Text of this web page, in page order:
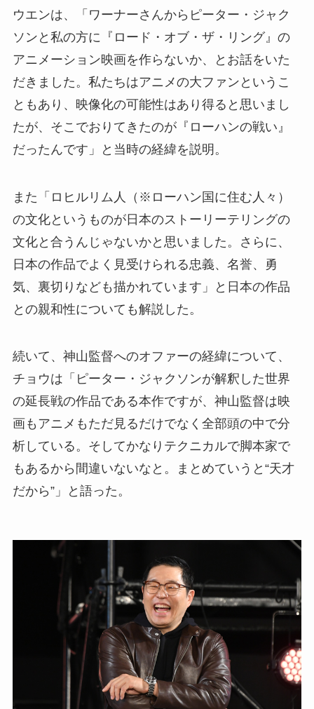
ウエンは、「ワーナーさんからピーター・ジャク
ソンと私の方に『ロード・オブ・ザ・リング』の
アニメーション映画を作らないか、とお話をいた
だきました。私たちはアニメの大ファンというこ
ともあり、映像化の可能性はあり得ると思いまし
たが、そこでおりてきたのが『ローハンの戦い』
だったんです」と当時の経緯を説明。
また「ロヒルリム人（※ローハン国に住む人々）
の文化というものが日本のストーリーテリングの
文化と合うんじゃないかと思いました。さらに、
日本の作品でよく見受けられる忠義、名誉、勇
気、裏切りなども描かれています」と日本の作品
との親和性についても解説した。
続いて、神山監督へのオファーの経緯について、
チョウは「ピーター・ジャクソンが解釈した世界
の延長戦の作品である本作ですが、神山監督は映
画もアニメもただ見るだけでなく全部頭の中で分
析している。そしてかなりテクニカルで脚本家で
もあるから間違いないなと。まとめていうと“天才
だから”」と語った。